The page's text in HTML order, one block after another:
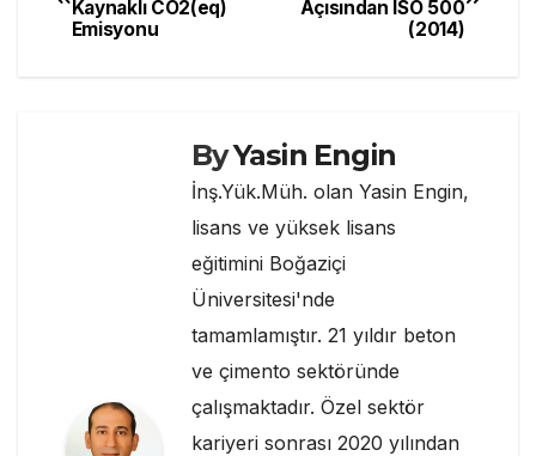
o
gezinmesi
Açısından ISO 500
(2014)
Kaynaklı CO2(eq)
Emisyonu
ByYasin Engin
İnş.Yük.Müh. olan Yasin Engin,
lisans ve yüksek lisans
eğitimini Boğaziçi
Üniversitesi'nde
tamamlamıştır. 21 yıldır beton
ve çimento sektöründe
çalışmaktadır. Özel sektör
kariyeri sonrası 2020 yılından